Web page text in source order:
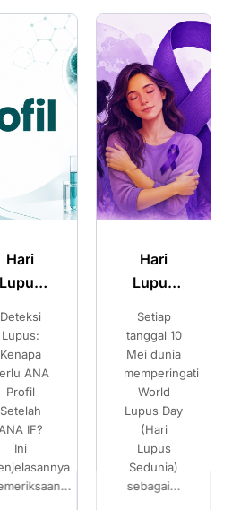
Hari
Lupus
Kenali
Gejala
Lupus
dan
Pentingnya
Pemeriksaan
ANA IF
Setiap
tanggal 10
Mei dunia
memperingati
World
Lupus Day
(Hari
Lupus
Sedunia)
sebagai...
Kehamilan
Pilihan
Setelah
Mengetahui
Risiko
Thalassemia
Pilihan
Setelah
Mengetahui
Risiko
Thalassemia
Banyak
pasangan
mempersiapkan
kehamilan...